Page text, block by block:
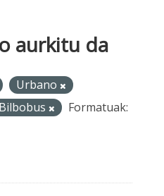
aurkitu da
Urbano
Bilbobus
Formatuak: